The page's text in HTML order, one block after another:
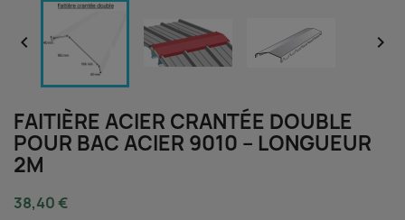
 
FAITIÈRE ACIER CRANTÉE DOUBLE
POUR BAC ACIER 9010 – LONGUEUR
2M
38,40 €